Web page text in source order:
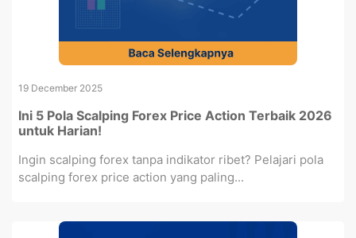
19 December 2025
Ini 5 Pola Scalping Forex Price Action Terbaik 2026
untuk Harian!
Ingin scalping forex tanpa indikator ribet? Pelajari pola
scalping forex price action yang paling...